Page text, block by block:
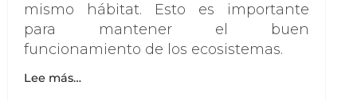
mismo hábitat. Esto es importante
para mantener el buen
funcionamiento de los ecosistemas.
Lee más…